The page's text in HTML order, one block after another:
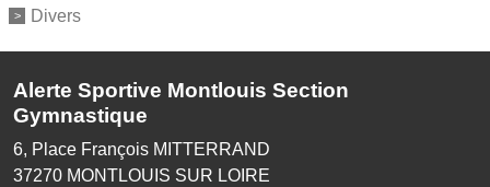
Divers
Alerte Sportive Montlouis Section
Gymnastique
6, Place François MITTERRAND
37270 MONTLOUIS SUR LOIRE